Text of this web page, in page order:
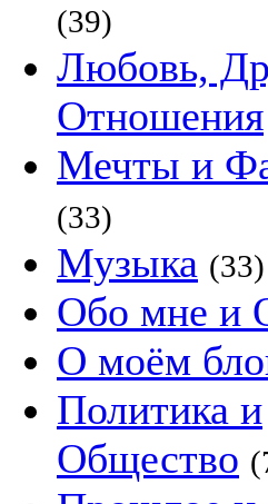
(39)
Любовь,
Отношения
Мечты и
(33)
Музыка (33)
Обо мне и
О моём
Политика и
Общество